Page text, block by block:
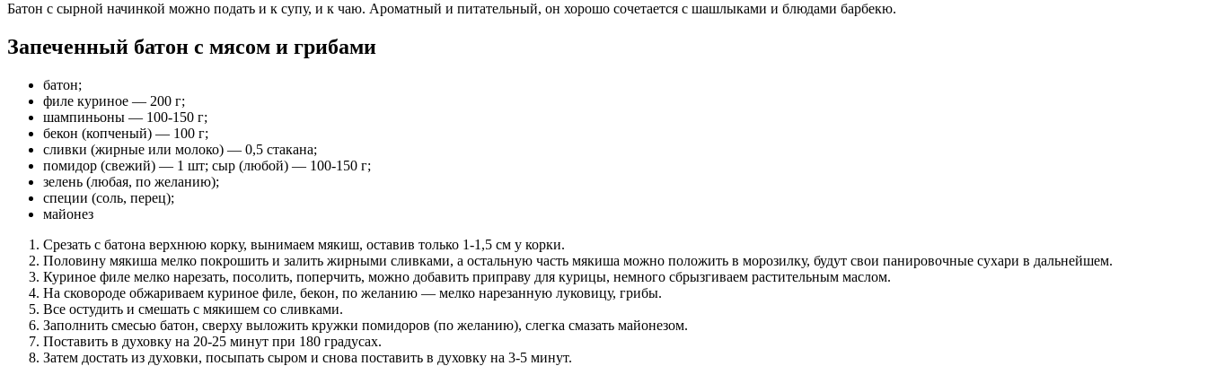
Батон с сырной начинкой можно подать и к супу, и к чаю. Ароматный и питательный, он хорошо сочетается с шашлыками и блюдами барбекю.
Запеченный батон с мясом и грибами
батон;
филе куриное — 200 г;
шампиньоны — 100-150 г;
бекон (копченый) — 100 г;
сливки (жирные или молоко) — 0,5 стакана;
помидор (свежий) — 1 шт; сыр (любой) — 100-150 г;
зелень (любая, по желанию);
специи (соль, перец);
майонез
Срезать с батона верхнюю корку, вынимаем мякиш, оставив только 1-1,5 см у корки.
Половину мякиша мелко покрошить и залить жирными сливками, а остальную часть мякиша можно положить в морозилку, будут свои панировочные сухари в дальнейшем.
Куриное филе мелко нарезать, посолить, поперчить, можно добавить приправу для курицы, немного сбрызгиваем растительным маслом.
На сковороде обжариваем куриное филе, бекон, по желанию — мелко нарезанную луковицу, грибы.
Все остудить и смешать с мякишем со сливками.
Заполнить смесью батон, сверху выложить кружки помидоров (по желанию), слегка смазать майонезом.
Поставить в духовку на 20-25 минут при 180 градусах.
Затем достать из духовки, посыпать сыром и снова поставить в духовку на 3-5 минут.